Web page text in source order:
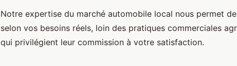
Notre expertise du marché automobile local nous permet
selon vos besoins réels, loin des pratiques commerciales
qui privilégient leur commission à votre satisfaction.